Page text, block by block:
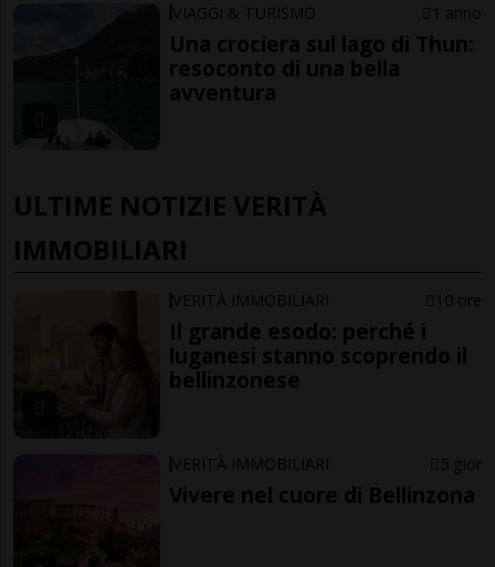
VIAGGI & TURISMO 1 anno
Una crociera sul lago di Thun:
resoconto di una bella
avventura
ULTIME NOTIZIE VERITÀ
IMMOBILIARI
VERITÀ IMMOBILIARI 10 ore
Il grande esodo: perché i
luganesi stanno scoprendo il
bellinzonese
VERITÀ IMMOBILIARI 5 gior
Vivere nel cuore di Bellinzona